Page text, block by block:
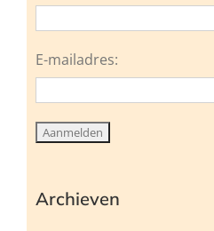
E-mailadres:
Archieven